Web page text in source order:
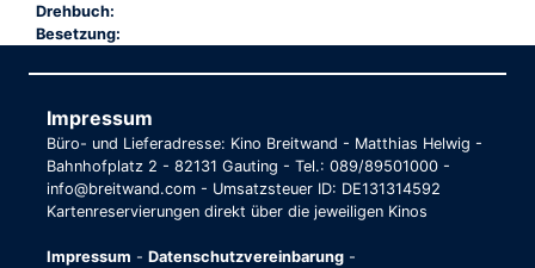
Drehbuch:
Besetzung:
Impressum
Büro- und Lieferadresse: Kino Breitwand - Matthias Helwig -
Bahnhofplatz 2 - 82131 Gauting - Tel.: 089/89501000 -
info@breitwand.com - Umsatzsteuer ID: DE131314592
Kartenreservierungen direkt über die jeweiligen Kinos
Impressum - Datenschutzvereinbarung -